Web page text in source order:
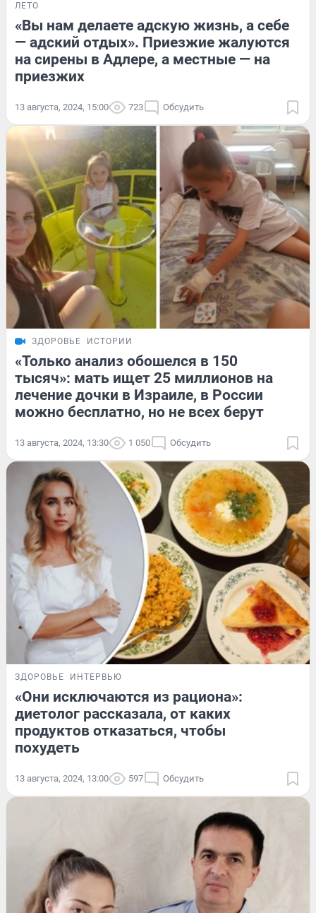
ЛЕТО
«Вы нам делаете адскую жизнь, а себе
— адский отдых». Приезжие жалуются
на сирены в Адлере, а местные — на
приезжих
13 августа, 2024, 15:00 723 Обсудить
ЗДОРОВЬЕ ИСТОРИИ
«Только анализ обошелся в 150
тысяч»: мать ищет 25 миллионов на
лечение дочки в Израиле, в России
можно бесплатно, но не всех берут
13 августа, 2024, 13:30 1 050 Обсудить
ЗДОРОВЬЕ ИНТЕРВЬЮ
«Они исключаются из рациона»:
диетолог рассказала, от каких
продуктов отказаться, чтобы
похудеть
13 августа, 2024, 13:00 597 Обсудить